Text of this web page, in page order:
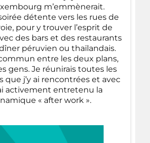
m’emmènerait.
détente vers les rues de
pour y trouver l’esprit de
des bars et des restaurants
péruvien ou thaïlandais.
entre les deux plans,
gens. Je réunirais toutes les
que j’y ai rencontrées et avec
activement entretenu la
« after work ».